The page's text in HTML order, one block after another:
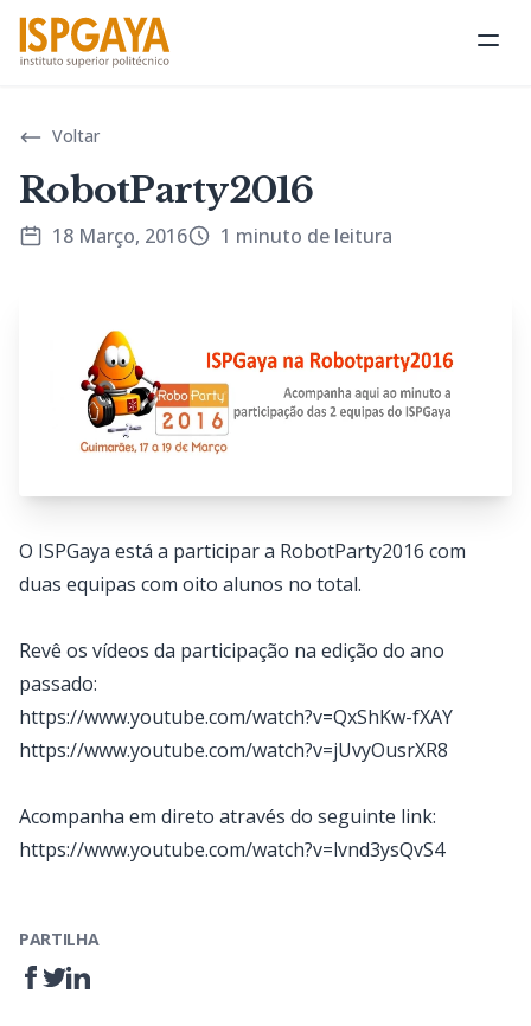
Voltar
RobotParty2016
18 Março, 2016 1 minuto de leitura
O ISPGaya está a participar a RobotParty2016 com
duas equipas com oito alunos no total.
Revê os vídeos da participação na edição do ano
passado:
https://www.youtube.com/watch?v=QxShKw-fXAY
https://www.youtube.com/watch?v=jUvyOusrXR8
Acompanha em direto através do seguinte link:
https://www.youtube.com/watch?v=lvnd3ysQvS4
PARTILHA